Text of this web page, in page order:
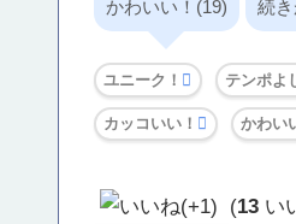
かわいい！(19) 続
ユニーク！ テンポよ
カッコいい！ かわい
(13い